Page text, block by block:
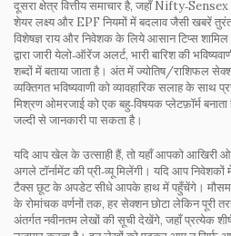
दूसरा क्षेत्र वित्तीय समाचार है, जहाँ
शेयर लक्ष्य और EPF नियमों में बदलाव जैसी खबरें
विशेषज्ञ राय और निवेशक के लिये आसान टिप्स
द्वारा जारी येलो‑ऑरेंज अलर्ट, भारी बारिश की
शब्दों में बताया जाता है। अंत में ज्योतिष/राशिफल
व्यक्तिगत भविष्यवाणी को व्यावहारिक सलाह के साथ
मिश्रण ओमरजाई को एक बहु‑विषयक प्लेटफ़ॉर्म
जल्दी से जानकारी पा सकता है।
यदि आप खेल के उत्साही हैं, तो यहाँ आपको आखिरी
अगले टॉर्नामेंट की प्री‑व्यू मिलेंगी। यदि आप
टैक्स छूट के अपडेट सीधे आपके हाथ में पहुँचेंगे। मौसम
के रोमांचक वर्णनों तक, हर सेक्शन छोटा लेकिन पूरी
अंतर्गत नवीनतम लेखों की सूची देखेंगे, जहाँ प्रत्येक